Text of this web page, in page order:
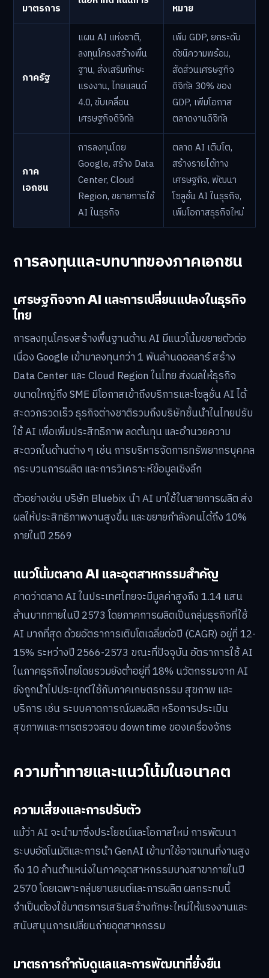
มาตรการ หมาย
ภาครัฐ
แผน AI แห่งชาติ,
ลงทุนโครงสร้างพื้น
ฐาน, ส่งเสริมทักษะ
แรงงาน, ไทยแลนด์
4.0, ขับเคลื่อน
เศรษฐกิจดิจิทัล
เพิ่ม GDP, ยกระดับ
ดัชนีความพร้อม,
สัดส่วนเศรษฐกิจ
ดิจิทัล 30% ของ
GDP, เพิ่มโอกาส
ตลาดงานดิจิทัล
ภาค
เอกชน
การลงทุนโดย
Google, สร้าง Data
Center, Cloud
Region, ขยายการใช้
AI ในธุรกิจ
ตลาด AI เติบโต,
สร้างรายได้ทาง
เศรษฐกิจ, พัฒนา
โซลูชั่น AI ในธุรกิจ,
เพิ่มโอกาสธุรกิจใหม่
การลงทุนและบทบาทของภาคเอกชน
เศรษฐกิจจาก AI และการเปลี่ยนแปลงในธุรกิจ
ไทย
การลงทุนโครงสร้างพื้นฐานด้าน AI มีแนวโน้มขยายตัวต่อ
เนื่อง Google เข้ามาลงทุนกว่า 1 พันล้านดอลลาร์ สร้าง
Data Center และ Cloud Region ในไทย ส่งผลให้ธุรกิจ
ขนาดใหญ่ถึง SME มีโอกาสเข้าถึงบริการและโซลูชั่น AI ได้
สะดวกรวดเร็ว ธุรกิจต่างชาติรวมถึงบริษัทชั้นนำในไทยปรับ
ใช้ AI เพื่อเพิ่มประสิทธิภาพ ลดต้นทุน และอำนวยความ
สะดวกในด้านต่าง ๆ เช่น การบริหารจัดการทรัพยากรบุคคล
กระบวนการผลิต และการวิเคราะห์ข้อมูลเชิงลึก
ตัวอย่างเช่น บริษัท Bluebix นำ AI มาใช้ในสายการผลิต ส่ง
ผลให้ประสิทธิภาพงานสูงขึ้น และขยายกำลังคนได้ถึง 10%
ภายในปี 2569
แนวโน้มตลาด AI และอุตสาหกรรมสำคัญ
คาดว่าตลาด AI ในประเทศไทยจะมีมูลค่าสูงถึง 1.14 แสน
ล้านบาทภายในปี 2573 โดยภาคการผลิตเป็นกลุ่มธุรกิจที่ใช้
AI มากที่สุด ด้วยอัตราการเติบโตเฉลี่ยต่อปี (CAGR) อยู่ที่ 12-
15% ระหว่างปี 2566-2573 ขณะที่ปัจจุบัน อัตราการใช้ AI
ในภาคธุรกิจไทยโดยรวมยังต่ำอยู่ที่ 18% นวัตกรรมจาก AI
ยังถูกนำไปประยุกต์ใช้กับภาคเกษตรกรรม สุขภาพ และ
บริการ เช่น ระบบคาดการณ์ผลผลิต หรือการประเมิน
สุขภาพและการตรวจสอบ downtime ของเครื่องจักร
ความท้าทายและแนวโน้มในอนาคต
ความเสี่ยงและการปรับตัว
แม้ว่า AI จะนำมาซึ่งประโยชน์และโอกาสใหม่ การพัฒนา
ระบบอัตโนมัติและการนำ GenAI เข้ามาใช้อาจแทนที่งานสูง
ถึง 10 ล้านตำแหน่งในภาคอุตสาหกรรมบางสาขาภายในปี
2570 โดยเฉพาะกลุ่มยานยนต์และการผลิต ผลกระทบนี้
จำเป็นต้องใช้มาตรการเสริมสร้างทักษะใหม่ให้แรงงานและ
สนับสนุนการเปลี่ยนถ่ายอุตสาหกรรม
มาตรการกำกับดูแลและการพัฒนาที่ยั่งยืน